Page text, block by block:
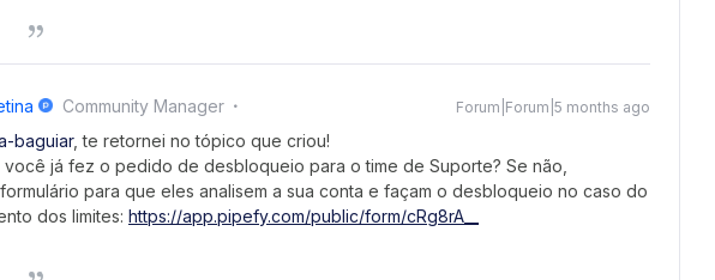
Community Manager Forum|Forum|5 months ago
baguiar, te retornei no tópico que criou!
, você já fez o pedido de desbloqueio para o time de Suporte? Se não,
para que eles analisem a sua conta e façam o desbloqueio no caso do
dos limites: https://app.pipefy.com/public/form/cRg8rA__